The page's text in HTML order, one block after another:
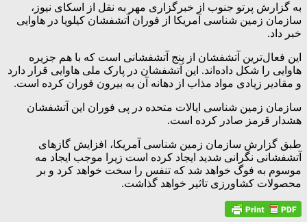
به گزارش پرتو جنوب از خبرگزاری مهر به نقل از اسکای نیوز،
سازمان زمین شناسی آمریکا از فوران آتشفشان کیلویا در هاوایی
خبر داد.
این فعال‌ترین آتشفشان از پنج آتشفشانی است که با هم جزیره
هاوایی را شکل داده‌اند. این آتشفشان در پارک ملی هاوایی قرار دارد
و مقادیر زیادی مواد مذاب از دهانه آن به بیرون فوران کرده است.
سازمان زمین شناسی ایالات متحده در پی فوران این آتشفشان
هشدار قرمز صادر کرده است.
طبق گزارش سازمان زمین شناسی آمریکا، افزایش گازهای
آتشفشانی نگرانی شدید ایجاد کرده است زیرا موجب ایجاد مه
موسوم به فوگ خواهد شد که تنفس را سخت خواهد کرد و بر
محصولات کشاورزی تاثیر خواهد گذاشت.